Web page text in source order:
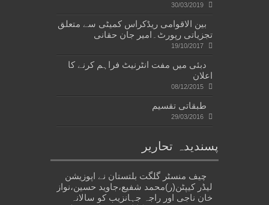
30/03/2019
بین الاقوامی ریڈکراس کمیٹی سے متعلق
تجزیاتی رپورٹ۔امیر جان حقانی
19/10/2017
دبئی میں مفت انٹرنیٹ فراہم کرنے کا
اعلان
08/12/2015
طبقاتی تقسیم
29/03/2016
پسندیدہ تحاریر
چیف منسٹر گلگت بلتستان نے اپوزیشن
لیڈر کیپٹن(ر)محمد شفیع،جاوید حسین،نواز
خان ناجی اور راجہ جہانزیب کو سالانہ